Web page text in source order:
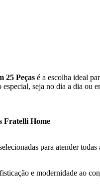
25 Peças é a escolha ideal
seja no dia a dia ou
Fratelli Home
para atender
e modernidade ao